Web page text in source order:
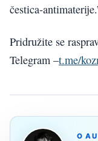
čestica-
Pridružite se
Telegram –t.me/
O